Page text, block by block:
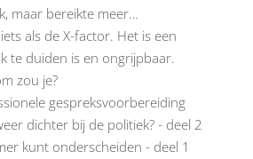
maar bereikte meer…
als de X-factor. Het is een
te duiden is en ongrijpbaar.
zou je?
gespreksvoorbereiding
dichter bij de politiek? - deel 2
kunt onderscheiden - deel 1